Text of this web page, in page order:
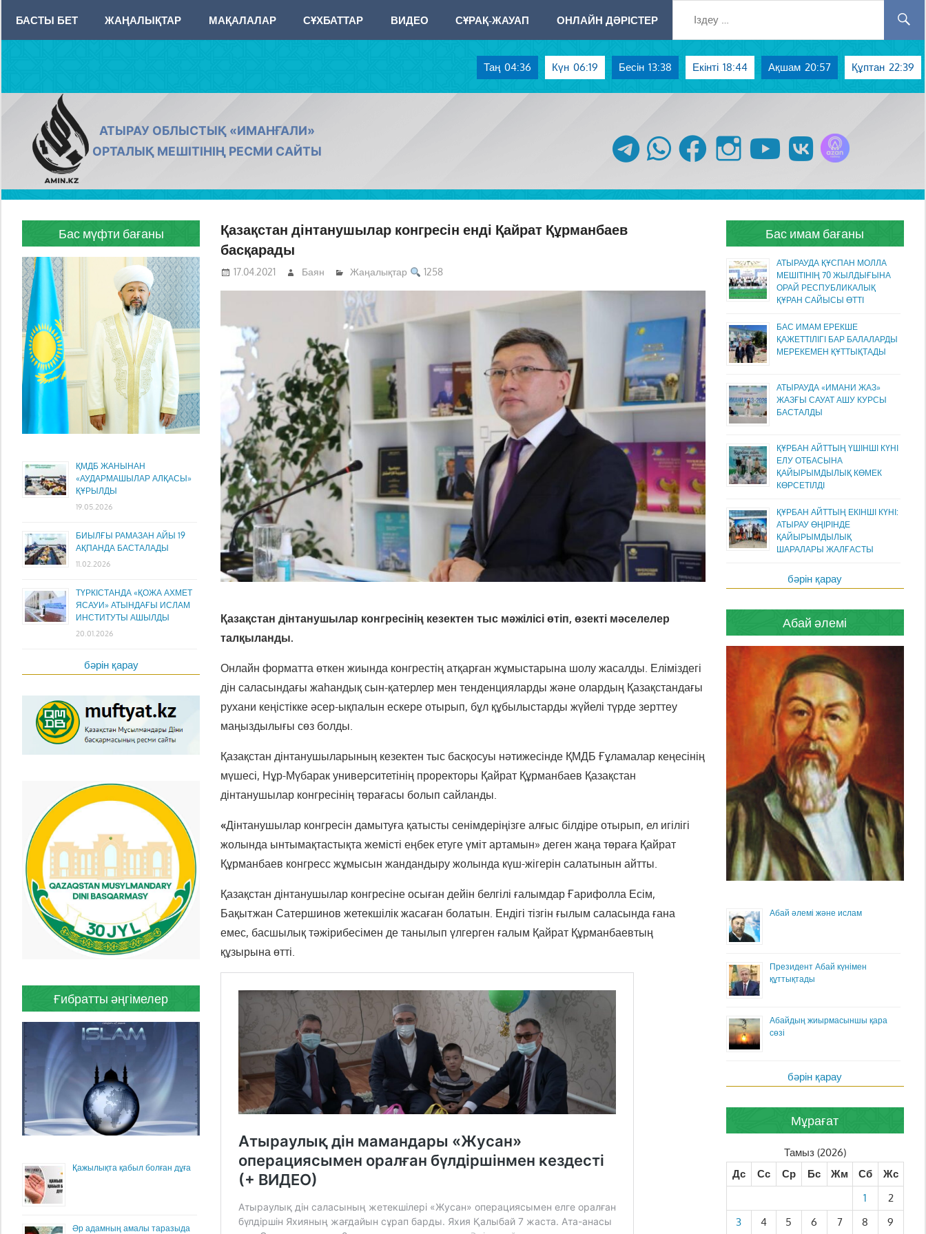
content
БАСТЫ БЕТ ЖАҢАЛЫҚТАР МАҚАЛАЛАР СҰХБАТТАР ВИДЕО СҰРАҚ-ЖАУАП ОНЛАЙН ДӘРІСТЕР
Таң 04:36 Күн 06:19 Бесін 13:38 Екінті 18:44 Ақшам 20:57 Құптан 22:39
AMIN.KZ
АТЫРАУ ОБЛЫСТЫҚ «ИМАНҒАЛИ»
ОРТАЛЫҚ МЕШІТІНІҢ РЕСМИ САЙТЫ
telegram whatsapp facebook instagram youtubevk
Қазақстан дінтанушылар конгресін енді Қайрат Құрманбаев
басқарады
17.04.2021 Баян Жаңалықтар 1258
Қазақстан дінтанушылар конгресінің кезектен тыс мәжілісі өтіп, өзекті мәселелер
талқыланды.
Онлайн форматта өткен жиында конгрестің атқарған жұмыстарына шолу жасалды. Еліміздегі
дін саласындағы жаһандық сын-қатерлер мен тенденцияларды және олардың Қазақстандағы
рухани кеңістікке әсер-ықпалын ескере отырып, бұл құбылыстарды жүйелі түрде зерттеу
маңыздылығы сөз болды.
Қазақстан дінтанушыларының кезектен тыс басқосуы нәтижесінде ҚМДБ Ғұламалар кеңесінің
мүшесі, Нұр-Мүбарак университетінің проректоры Қайрат Құрманбаев Қазақстан
дінтанушылар конгресінің төрағасы болып сайланды.
«Дінтанушылар конгресін дамытуға қатысты сенімдеріңізге алғыс білдіре отырып, ел игілігі
жолында ынтымақтастықта жемісті еңбек етуге үміт артамын» деген жаңа төраға Қайрат
Құрманбаев конгресс жұмысын жандандыру жолында күш-жігерін салатынын айтты.
Қазақстан дінтанушылар конгресіне осыған дейін белгілі ғалымдар Ғарифолла Есім,
Бақытжан Сатершинов жетекшілік жасаған болатын. Ендігі тізгін ғылым саласында ғана
емес, басшылық тәжірибесімен де танылып үлгерген ғалым Қайрат Құрманбаевтың
құзырына өтті.
Бас мүфти бағаны
ҚМДБ ЖАНЫНАН
«АУДАРМАШЫЛАР АЛҚАСЫ»
ҚҰРЫЛДЫ
19.05.2026
БИЫЛҒЫ РАМАЗАН АЙЫ 19
АҚПАНДА БАСТАЛАДЫ
11.02.2026
ТҮРКІСТАНДА «ҚОЖА АХМЕТ
ЯСАУИ» АТЫНДАҒЫ ИСЛАМ
ИНСТИТУТЫ АШЫЛДЫ
20.01.2026
бәрін қарау
Ғибратты әңгімелер
Қажылықта қабыл болған дұға
Әр адамның амалы таразыда
Бас имам бағаны
АТЫРАУДА ҚҰСПАН МОЛЛА
МЕШІТІНІҢ 70 ЖЫЛДЫҒЫНА
ОРАЙ РЕСПУБЛИКАЛЫҚ
ҚҰРАН САЙЫСЫ ӨТТІ
БАС ИМАМ ЕРЕКШЕ
ҚАЖЕТТІЛІГІ БАР БАЛАЛАРДЫ
МЕРЕКЕМЕН ҚҰТТЫҚТАДЫ
АТЫРАУДА «ИМАНИ ЖАЗ»
ЖАЗҒЫ САУАТ АШУ КУРСЫ
БАСТАЛДЫ
ҚҰРБАН АЙТТЫҢ ҮШІНШІ КҮНІ
ЕЛУ ОТБАСЫНА
ҚАЙЫРЫМДЫЛЫҚ КӨМЕК
КӨРСЕТІЛДІ
ҚҰРБАН АЙТТЫҢ ЕКІНШІ КҮНІ:
АТЫРАУ ӨҢІРІНДЕ
ҚАЙЫРЫМДЫЛЫҚ
ШАРАЛАРЫ ЖАЛҒАСТЫ
бәрін қарау
Абай әлемі
Абай әлемі және ислам
Президент Абай күнімен
құттықтады
Абайдың жиырмасыншы қара
сөзі
бәрін қарау
Мұрағат
Тамыз (2026)
Дс
Сс Ср Бс Жм Сб
Жс
1
2
3
4 5 6 7 8 9